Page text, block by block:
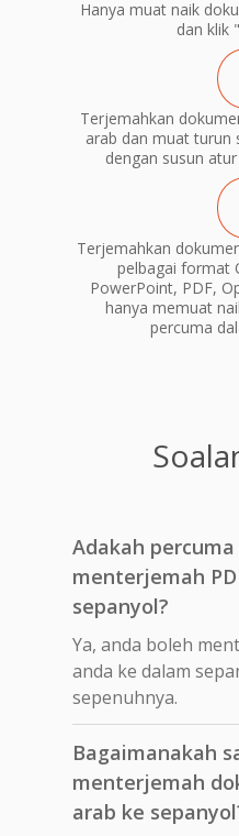
Hanya muat naik
dan klik
Terjemahkan
arab dan muat turun
dengan susun
Terjemahkan
pelbagai format
PowerPoint, PDF,
hanya memuat
percuma
Adakah
menterjemah
sepanyol?
Ya, anda boleh
anda ke dalam
sepenuhnya.
Bagaimanakah
menterjemah
arab ke